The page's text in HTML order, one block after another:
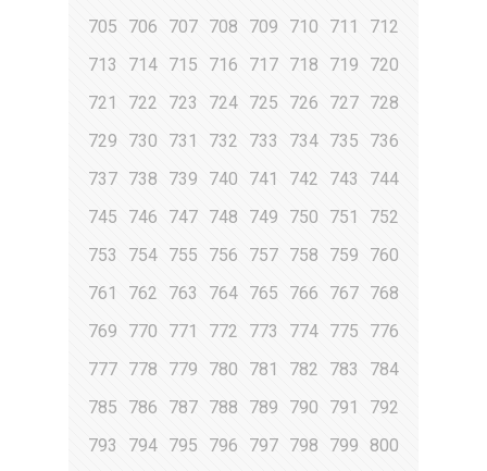
705
706 707 708 709 710 711
712
713
714 715 716 717 718 719
720
721
722 723 724 725 726 727 728
729
730 731 732 733 734 735
736
737 738 739 740 741 742 743
744
745
746 747 748 749 750 751
752
753
754 755 756 757 758 759
760
761
762 763 764 765 766 767 768
769
770 771 772 773 774 775
776
777 778 779 780 781 782 783
784
785
786 787 788 789 790 791
792
793
794 795 796 797 798 799
800